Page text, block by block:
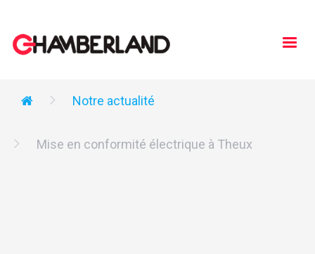
Notre actualité
Mise en conformité électrique à Theux